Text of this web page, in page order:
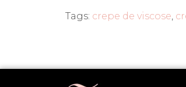
Tags: crepe de viscose,